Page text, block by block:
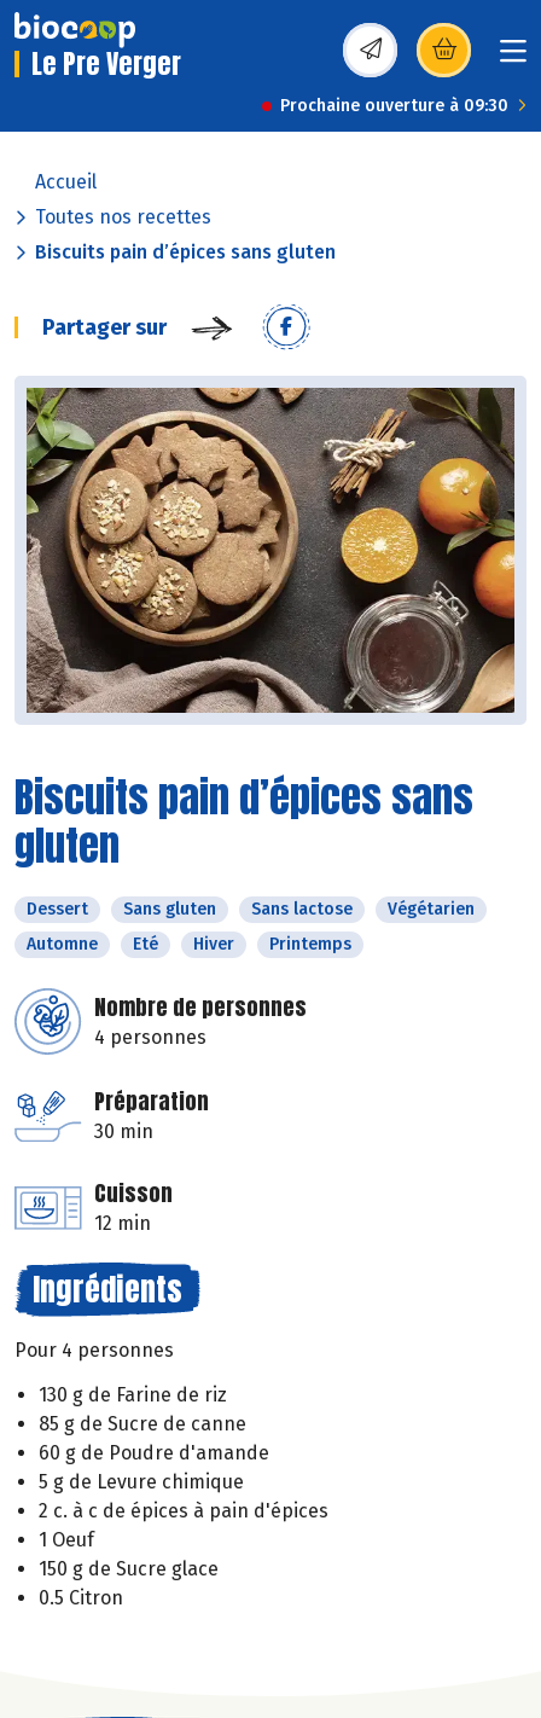
Le Pre Verger (s’ouvre dans une
Prochaine ouverture à 09:30
Accueil
Toutes nos recettes
Biscuits pain d’épices sans gluten
Partager sur
Biscuits pain d’épices sans
gluten
Dessert Sans gluten Sans lactose
Végétarien
Automne
Eté Hiver Printemps
Nombre de personnes
4 personnes
Préparation
30 min
Cuisson
12 min
Ingrédients
Pour 4 personnes
130 g de Farine de riz
85 g de Sucre de canne
60 g de Poudre d'amande
5 g de Levure chimique
2 c. à c de épices à pain d'épices
1 Oeuf
150 g de Sucre glace
0.5 Citron